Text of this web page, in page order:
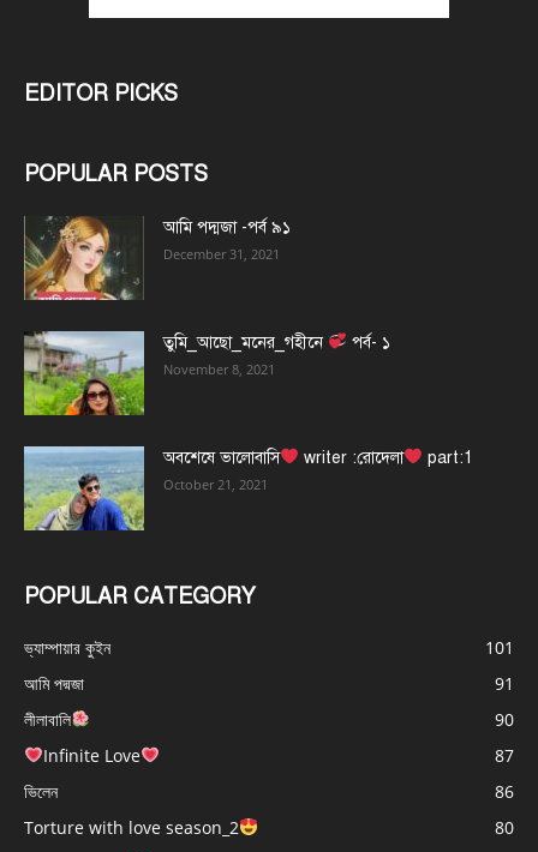
EDITOR PICKS
POPULAR POSTS
আমি পদ্মজা -পর্ব ৯১
December 31, 2021
তুমি_আছো_মনের_গহীনে পর্ব- ১
November 8, 2021
অবশেষে ভালোবাসি writer :রোদেলা part:1
October 21, 2021
POPULAR CATEGORY
ভ্যাম্পায়ার কুইন
101
আমি পদ্মজা
91
লীলাবালি
90
Infinite Love
87
ভিলেন
86
Torture with love season_2
80